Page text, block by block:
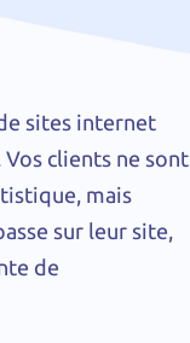
sites internet
clients ne sont
mais
sur leur site,
de